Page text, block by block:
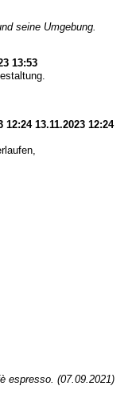
seine Umgebung.
13:53
12:24 13.11.2023 12:24
espresso. (07.09.2021)